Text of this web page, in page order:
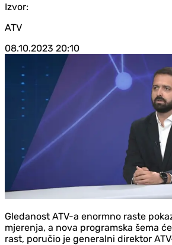
Izvor:
ATV
08.10.2023 20:10
Gledanost ATV-a enormno raste
mjerenja, a nova programska šema
rast, poručio je generalni direktor